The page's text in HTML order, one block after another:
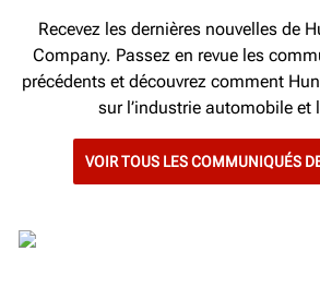
Recevez les dernières nouvelles de
Company. Passez en revue les
précédents et découvrez comment
sur l’industrie automobile et
VOIR TOUS LES COMMUNIQUÉS